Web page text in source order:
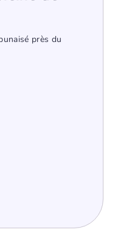
près du